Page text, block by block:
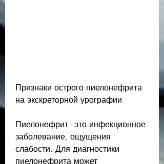
Признаки острого пиелонефрита
на экскреторной урографии
Пиелонефрит - это инфекционное
заболевание, ощущения
слабости. Для диагностики
пиелонефрита может